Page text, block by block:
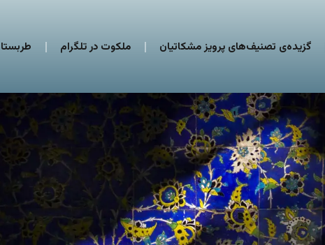
گزیده‌ی تصنیف‌های پرویز مشکاتیان ملکوت در تلگرام